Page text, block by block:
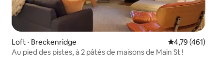
Loft ⋅ Breckenridge Évaluation
4,79 (461)
Au pied des pistes, à 2 pâtés de maisons de Main St !